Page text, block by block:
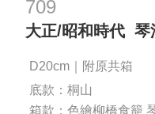
709
大正/昭和時代 琴
D20cm｜附原共箱
底款：桐山
箱款：色繪柳橋食籠